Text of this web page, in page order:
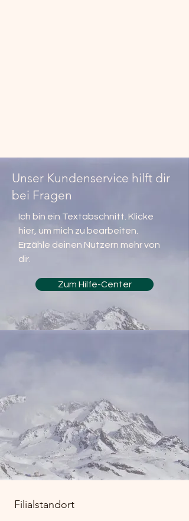
Unser Kundenservice hilft dir
bei Fragen
Ich bin ein Textabschnitt. Klicke
hier, um mich zu bearbeiten.
Erzähle deinen Nutzern mehr von
dir.
Zum Hilfe-Center
Filialstandort